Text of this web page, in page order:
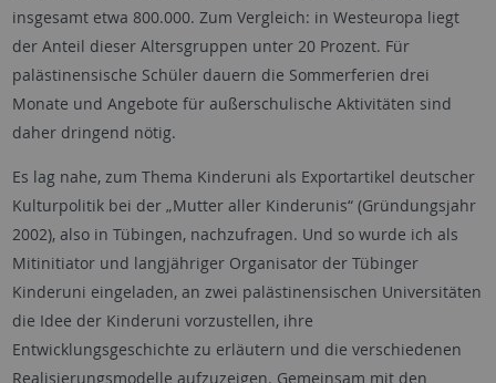
insgesamt etwa 800.000. Zum Vergleich: in Westeuropa liegt
der Anteil dieser Altersgruppen unter 20 Prozent. Für
palästinensische Schüler dauern die Sommerferien drei
Monate und Angebote für außerschulische Aktivitäten sind
daher dringend nötig.
Es lag nahe, zum Thema Kinderuni als Exportartikel deutscher
Kulturpolitik bei der „Mutter aller Kinderunis“ (Gründungsjahr
2002), also in Tübingen, nachzufragen. Und so wurde ich als
Mitinitiator und langjähriger Organisator der Tübinger
Kinderuni eingeladen, an zwei palästinensischen Universitäten
die Idee der Kinderuni vorzustellen, ihre
Entwicklungsgeschichte zu erläutern und die verschiedenen
Realisierungsmodelle aufzuzeigen. Gemeinsam mit den